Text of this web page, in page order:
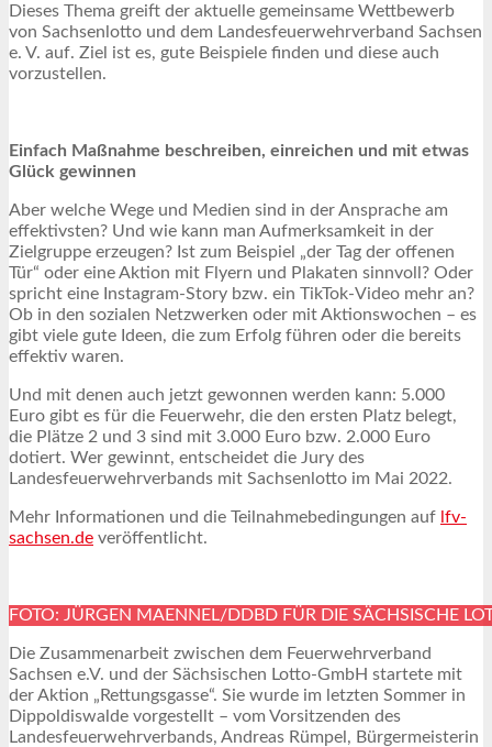
Dieses Thema greift der aktuelle gemeinsame Wettbewerb
von Sachsenlotto und dem Landesfeuerwehrverband Sachsen
e. V. auf. Ziel ist es, gute Beispiele finden und diese auch
vorzustellen.
Einfach Maßnahme beschreiben, einreichen und mit etwas
Glück gewinnen
Aber welche Wege und Medien sind in der Ansprache am
effektivsten? Und wie kann man Aufmerksamkeit in der
Zielgruppe erzeugen? Ist zum Beispiel „der Tag der offenen
Tür“ oder eine Aktion mit Flyern und Plakaten sinnvoll? Oder
spricht eine Instagram-Story bzw. ein TikTok-Video mehr an?
Ob in den sozialen Netzwerken oder mit Aktionswochen – es
gibt viele gute Ideen, die zum Erfolg führen oder die bereits
effektiv waren.
Und mit denen auch jetzt gewonnen werden kann: 5.000
Euro gibt es für die Feuerwehr, die den ersten Platz belegt,
die Plätze 2 und 3 sind mit 3.000 Euro bzw. 2.000 Euro
dotiert. Wer gewinnt, entscheidet die Jury des
Landesfeuerwehrverbands mit Sachsenlotto im Mai 2022.
Mehr Informationen und die Teilnahmebedingungen auf lfv-
sachsen.de veröffentlicht.
FOTO: JÜRGEN MAENNEL/DDBD FÜR DIE SÄCHSISCHE
Die Zusammenarbeit zwischen dem Feuerwehrverband
Sachsen e.V. und der Sächsischen Lotto-GmbH startete mit
der Aktion „Rettungsgasse“. Sie wurde im letzten Sommer in
Dippoldiswalde vorgestellt – vom Vorsitzenden des
Landesfeuerwehrverbands, Andreas Rümpel, Bürgermeisterin